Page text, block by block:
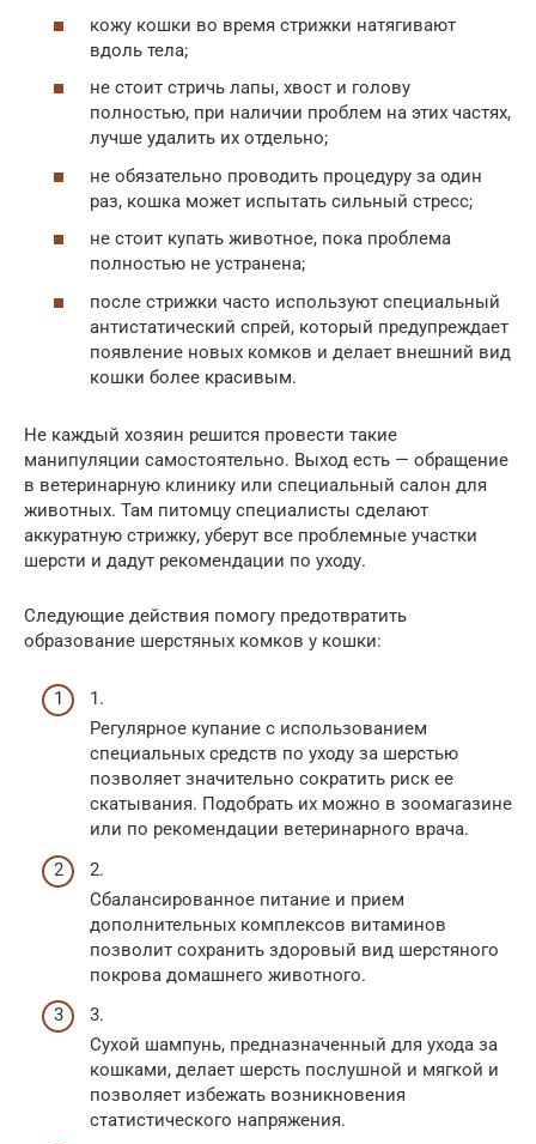
кожу кошки во время стрижки натягивают
вдоль тела;
не стоит стричь лапы, хвост и голову
полностью, при наличии проблем на этих частях,
лучше удалить их отдельно;
не обязательно проводить процедуру за один
раз, кошка может испытать сильный стресс;
не стоит купать животное, пока проблема
полностью не устранена;
после стрижки часто используют специальный
антистатический спрей, который предупреждает
появление новых комков и делает внешний вид
кошки более красивым.
Не каждый хозяин решится провести такие
манипуляции самостоятельно. Выход есть — обращение
в ветеринарную клинику или специальный салон для
животных. Там питомцу специалисты сделают
аккуратную стрижку, уберут все проблемные участки
шерсти и дадут рекомендации по уходу.
Следующие действия помогу предотвратить
образование шерстяных комков у кошки:
1.
Регулярное купание с использованием
специальных средств по уходу за шерстью
позволяет значительно сократить риск ее
скатывания. Подобрать их можно в зоомагазине
или по рекомендации ветеринарного врача.
2.
Сбалансированное питание и прием
дополнительных комплексов витаминов
позволит сохранить здоровый вид шерстяного
покрова домашнего животного.
3.
Сухой шампунь, предназначенный для ухода за
кошками, делает шерсть послушной и мягкой и
позволяет избежать возникновения
статистического напряжения.